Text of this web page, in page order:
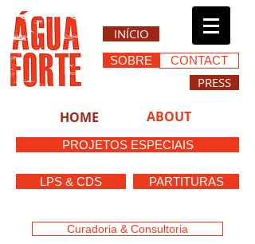
SOBRE CONTACT
PROJETOS ESPECIAIS
LPS & CDS PARTITURAS
PRESS
INÍCIO
HOME ABOUT
Curadoria & Consultoria